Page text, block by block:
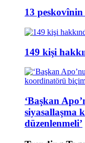
13 peskovînin
149 kişi
‘Başkan
siyasallaşma
düzenlenmeli’